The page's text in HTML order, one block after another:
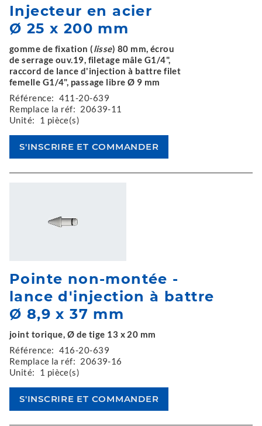
Injecteur en acier
Ø 25 x 200 mm
gomme de fixation (lisse) 80 mm, écrou
de serrage ouv.19, filetage mâle G1/4",
raccord de lance d'injection à battre filet
femelle G1/4", passage libre Ø 9 mm
Référence: 411-20-639
Remplace la réf: 20639-11
Unité:
1 pièce(s)
Pointe non-montée -
lance d'injection à battre
Ø 8,9 x 37 mm
joint torique, Ø de tige 13 x 20 mm
Référence: 416-20-639
Remplace la réf: 20639-16
Unité:
1 pièce(s)